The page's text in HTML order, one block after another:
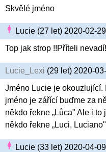
Skvělé jméno
Lucie (27 let) 2020-02-29
Top jak strop !!Příteli
Lucie_Lexi (29 let) 2020-
Jméno Lucie je
jméno je zářící buďme za
někdo řekne „Lůca" Ale i
někdo řekne „Luci,
Lucie (33 let) 2020-04-09